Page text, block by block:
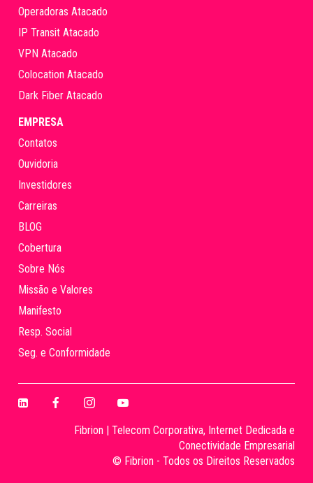
Operadoras Atacado
IP Transit Atacado
VPN Atacado
Colocation Atacado
Dark Fiber Atacado
EMPRESA
Contatos
Ouvidoria
Investidores
Carreiras
BLOG
Cobertura
Sobre Nós
Missão e Valores
Manifesto
Resp. Social
Seg. e Conformidade
Fibrion | Telecom Corporativa, Internet Dedicada e
Conectividade Empresarial
© Fibrion - Todos os Direitos Reservados